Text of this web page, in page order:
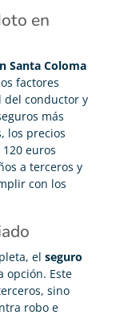
en
Santa Coloma
factores
del conductor y
más
los precios
euros
a terceros y
con los
el seguro
opción. Este
sino
robo e